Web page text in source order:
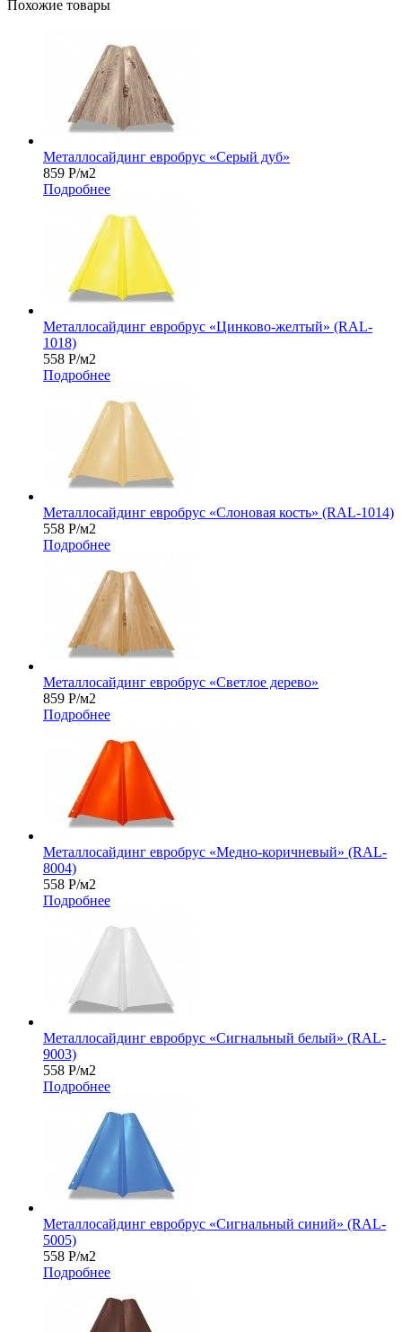
Похожие товары
Металлосайдинг евробрус «Серый дуб»
859 Р/м2
Подробнее
Металлосайдинг евробрус «Цинково-желтый» (RAL-
1018)
558 Р/м2
Подробнее
Металлосайдинг евробрус «Слоновая кость» (RAL-1014)
558 Р/м2
Подробнее
Металлосайдинг евробрус «Светлое дерево»
859 Р/м2
Подробнее
Металлосайдинг евробрус «Медно-коричневый» (RAL-
8004)
558 Р/м2
Подробнее
Металлосайдинг евробрус «Сигнальный белый» (RAL-
9003)
558 Р/м2
Подробнее
Металлосайдинг евробрус «Сигнальный синий» (RAL-
5005)
558 Р/м2
Подробнее